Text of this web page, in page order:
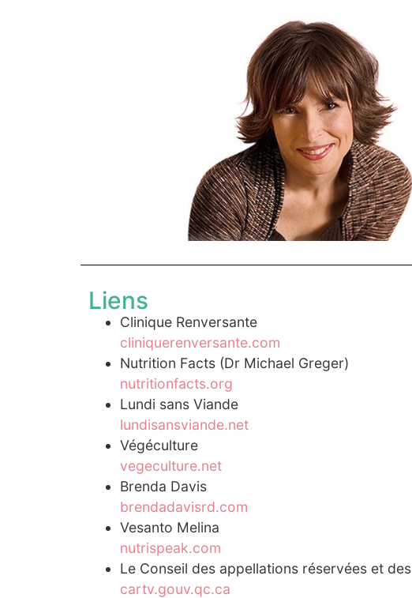
Liens
Clinique Renversante
cliniquerenversante.com
Nutrition Facts (Dr Michael Greger)
nutritionfacts.org
Lundi sans Viande
lundisansviande.net
Végéculture
vegeculture.net
Brenda Davis
brendadavisrd.com
Vesanto Melina
nutrispeak.com
Le Conseil des appellations réservées et
cartv.gouv.qc.ca